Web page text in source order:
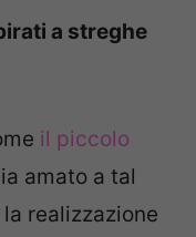
a streghe
il piccolo
amato a tal
realizzazione